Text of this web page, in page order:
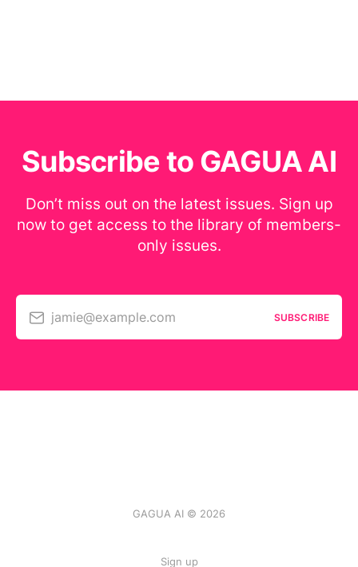
Subscribe to GAGUA AI
Don’t miss out on the latest issues. Sign up
now to get access to the library of members-
only issues.
jamie@example.com SUBSCRIBE
GAGUA AI © 2026
Sign up